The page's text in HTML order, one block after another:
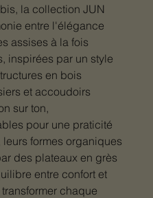
la collection JUN
entre l'élégance
assises à la fois
inspirées par un style
en bois
et accoudoirs
sur ton,
pour une praticité
formes organiques
des plateaux en grès
entre confort et
chaque